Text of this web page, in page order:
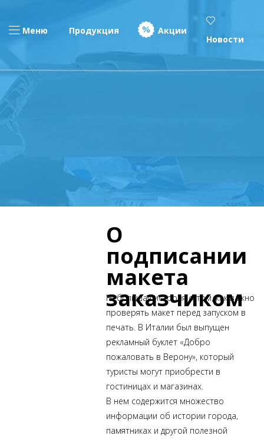
Меню Продукция
Акции
Новости
О
подписании
макета
заказчиком
Небольшаяистория о том, как важно
проверять макет перед запуском в
печать. В Италии был выпущен
рекламный буклет «Добро
пожаловать в Верону», который
туристы могут приобрести в
гостиницах и магазинах.
В нем содержится множество
информации об истории города,
памятниках и другой полезной